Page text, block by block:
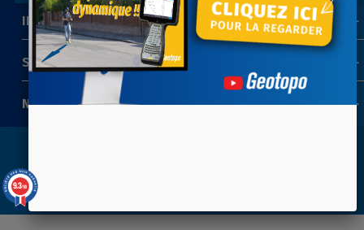
SUIVEZ-NOUS
INFORMATIONS
NEWSLETTER
9.3/10
39 avis